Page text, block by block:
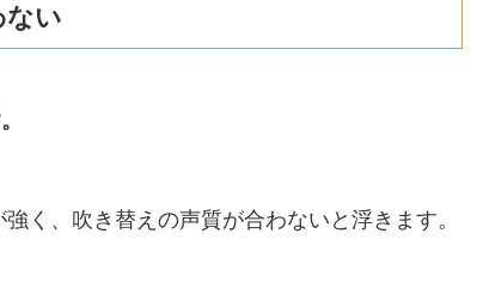
ない
く、吹き替えの声質が合わないと浮きます。